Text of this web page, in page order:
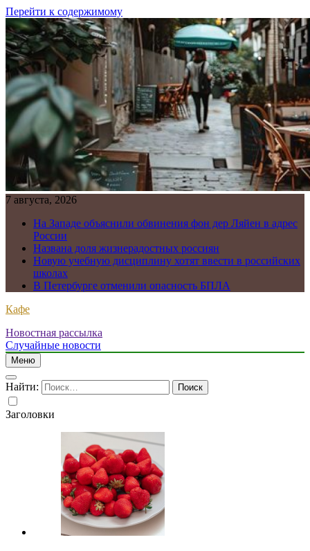
Перейти к содержимому
7 августа, 2026
На Западе объяснили обвинения фон дер Ляйен в адрес
России
Названа доля жизнерадостных россиян
Новую учебную дисциплину хотят ввести в российских
школах
В Петербурге отменили опасность БПЛА
Кафе
Новостная рассылка
Случайные новости
Меню
Найти:
Заголовки